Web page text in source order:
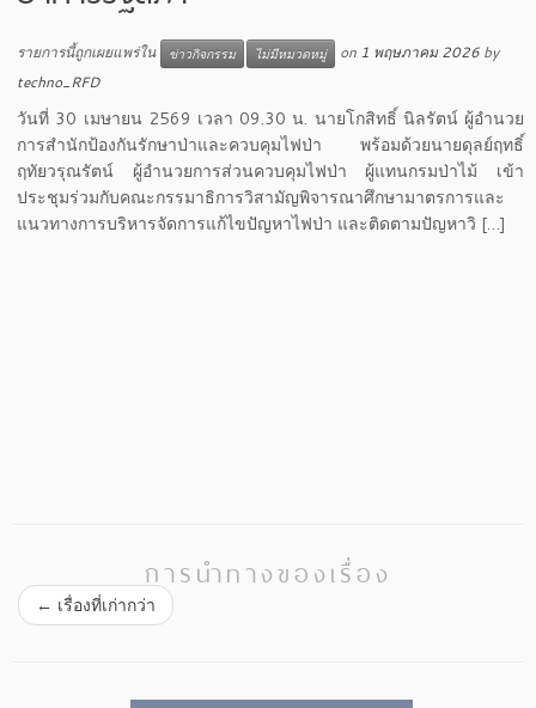
รายการนี้ถูกเผยแพร่ใน ข่าวกิจกรรม ไม่มีหมวดหมู่ on 1 พฤษภาคม 2026 by
techno_RFD
วันที่ 30 เมษายน 2569 เวลา 09.30 น. นายโกสิทธิ์ นิลรัตน์ ผู้อำนวย
การสำนักป้องกันรักษาป่าและควบคุมไฟป่า พร้อมด้วยนายดุลย์ฤทธิ์
ฤทัยวรุณรัตน์ ผู้อำนวยการส่วนควบคุมไฟป่า ผู้แทนกรมป่าไม้ เข้า
ประชุมร่วมกับคณะกรรมาธิการวิสามัญพิจารณาศึกษามาตรการและ
แนวทางการบริหารจัดการแก้ไขปัญหาไฟป่า และติดตามปัญหาวิ […]
การนำทางของเรื่อง
← เรื่องที่เก่ากว่า